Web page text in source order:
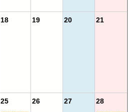
18 19 20 21
25 26 27 28